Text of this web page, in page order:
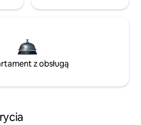
z obsługą